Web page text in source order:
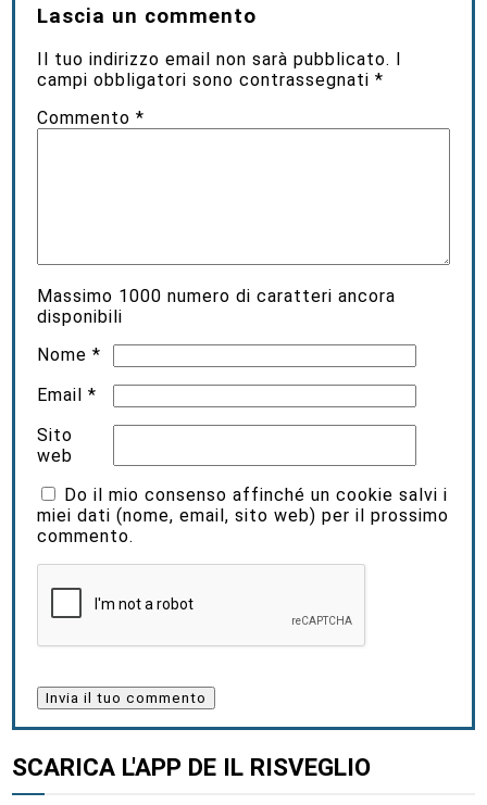
Lascia un commento
Il tuo indirizzo email non sarà pubblicato. I
campi obbligatori sono contrassegnati*
Commento*
Massimo 1000 numero di caratteri ancora
disponibili
Nome*
Email*
Sito
web
Do il mio consenso affinché un cookie salvi i
miei dati (nome, email, sito web) per il prossimo
commento.
SCARICA L'APP DE IL RISVEGLIO